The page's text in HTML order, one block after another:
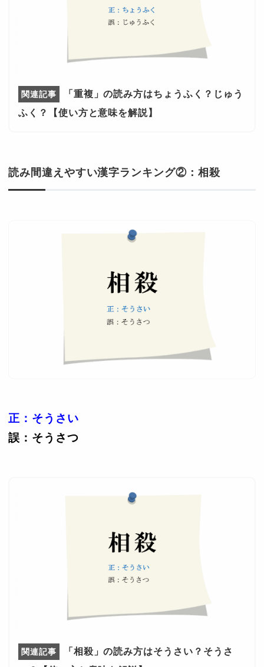
「重複」の読み方はちょうふく？じゅう
ふく？【使い方と意味を解説】
読み間違えやすい漢字ランキング②：相殺
正：そうさい
誤：そうさつ
「相殺」の読み方はそうさい？そうさ